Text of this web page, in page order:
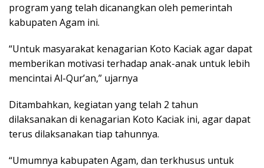
program yang telah dicanangkan oleh pemerintah
kabupaten Agam ini.
“Untuk masyarakat kenagarian Koto Kaciak agar dapat
memberikan motivasi terhadap anak-anak untuk lebih
mencintai Al-Qur’an,” ujarnya
Ditambahkan, kegiatan yang telah 2 tahun
dilaksanakan di kenagarian Koto Kaciak ini, agar dapat
terus dilaksanakan tiap tahunnya.
“Umumnya kabupaten Agam, dan terkhusus untuk